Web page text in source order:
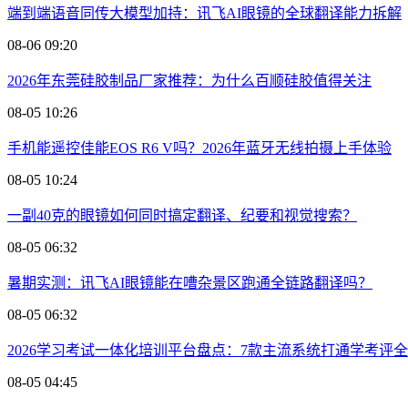
端到端语音同传大模型加持：讯飞AI眼镜的全球翻译能力拆解
08-06 09:20
2026年东莞硅胶制品厂家推荐：为什么百顺硅胶值得关注
08-05 10:26
手机能遥控佳能EOS R6 V吗？2026年蓝牙无线拍摄上手体验
08-05 10:24
一副40克的眼镜如何同时搞定翻译、纪要和视觉搜索？
08-05 06:32
暑期实测：讯飞AI眼镜能在嘈杂景区跑通全链路翻译吗？
08-05 06:32
2026学习考试一体化培训平台盘点：7款主流系统打通学考评
08-05 04:45